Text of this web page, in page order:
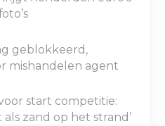
geblokkeerd,
mishandelen agent
start competitie:
zand op het strand’